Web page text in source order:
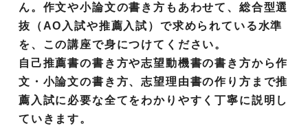
ん。作文や小論文の書き方もあわせて、総合型選
抜（AO入試や推薦入試）で求められている水準
を、この講座で身につけてください。
自己推薦書の書き方や志望動機書の書き方から作
文・小論文の書き方、志望理由書の作り方まで推
薦入試に必要な全てをわかりやすく丁寧に説明し
ていきます。